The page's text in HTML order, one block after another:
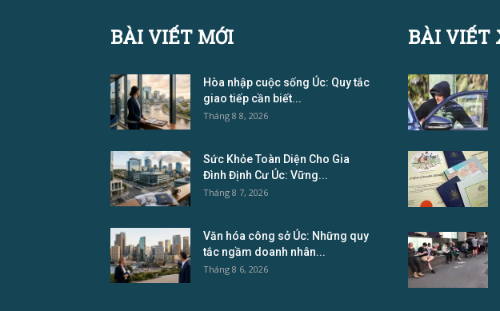
BÀI VIẾT MỚI
Hòa nhập cuộc sống Úc: Quy tắc
giao tiếp cần biết...
Tháng 8 8, 2026
Sức Khỏe Toàn Diện Cho Gia
Đình Định Cư Úc: Vững...
Tháng 8 7, 2026
Văn hóa công sở Úc: Những quy
tắc ngầm doanh nhân...
Tháng 8 6, 2026
BÀI VIẾT